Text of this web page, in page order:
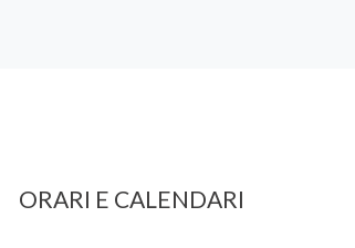
ORARI E CALENDARI